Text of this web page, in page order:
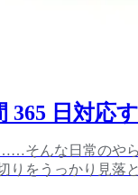
365 日対
そんな日常のや
りをうっかり見